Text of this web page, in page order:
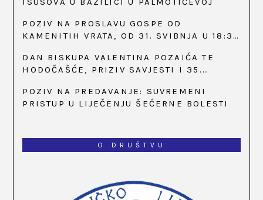
POZIV NA PROSLAVU GOSPE OD
KAMENITIH VRATA, OD 31. SVIBNJA U 18:30
DAN BISKUPA VALENTINA POZAIĆA TE
HODOČAŠĆE, PRIZIV SAVJESTI I 35.
BISTRICI, OD 15. DO 17. SVIBNJA
POZIV NA PREDAVANJE: SUVREMENI
PRISTUP U LIJEČENJU ŠEĆERNE BOLESTI
O DRUŠTVU